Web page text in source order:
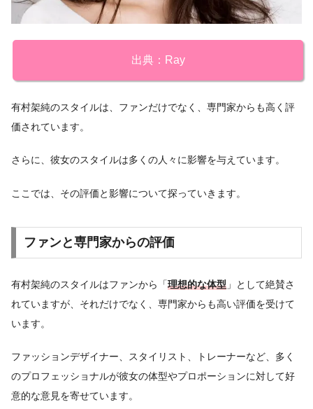
出典：Ray
有村架純のスタイルは、ファンだけでなく、専門家からも高く評
価されています。
さらに、彼女のスタイルは多くの人々に影響を与えています。
ここでは、その評価と影響について探っていきます。
ファンと専門家からの評価
有村架純のスタイルはファンから「理想的な体型 」として絶賛さ
れていますが、それだけでなく、専門家からも高い評価を受けて
います。
ファッションデザイナー、スタイリスト、トレーナーなど、多く
のプロフェッショナルが彼女の体型やプロポーションに対して好
意的な意見を寄せています。